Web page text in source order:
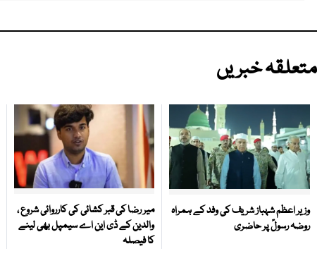
متعلقہ خبریں
وزیر اعظم شہباز شریف کی وفد کے ہمراہ
روضہ رسولؐ پر حاضری
میر رضا کی قبر کشائی کی کارروائی شروع ،
والدین کے ڈی این اے سیمپل بھی لینے
کا فیصلہ